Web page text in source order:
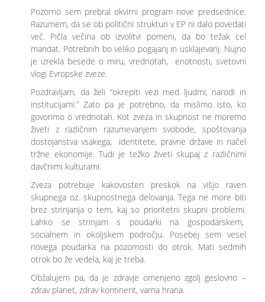
Pozorno sem prebral okvirni program nove predsednice.
Razumem, da se ob politični strukturi v EP ni dalo povedati
več. Pičla večina ob izvolitvi pomeni, da bo težak cel
mandat. Potrebnih bo veliko pogajanj in usklajevanj. Nujno
je izrekla besede o miru, vrednotah, enotnosti, svetovni
vlogi Evropske zveze.
Pozdravljam, da želi “okrepiti vezi med ljudmi, narodi in
institucijami.” Zato pa je potrebno, da mislimo isto, ko
govorimo o vrednotah. Kot zveza in skupnost ne moremo
živeti z različnim razumevanjem svobode, spoštovanja
dostojanstva vsakega, identitete, pravne države in načel
tržne ekonomije. Tudi je težko živeti skupaj z različnimi
davčnimi kulturami.
Zveza potrebuje kakovosten preskok na višjo raven
skupnega oz. skupnostnega delovanja. Tega ne more biti
brez strinjanja o tem, kaj so prioritetni skupni problemi.
Lahko se strinjam s poudarki na gospodarskem,
socialnem in okoljskem področju. Posebej sem vesel
novega poudarka na pozornosti do otrok. Mati sedmih
otrok bo že vedela, kaj je treba.
Obžalujem pa, da je zdravje omenjeno zgolj geslovno –
zdrav planet, zdrav kontinent, varna hrana.